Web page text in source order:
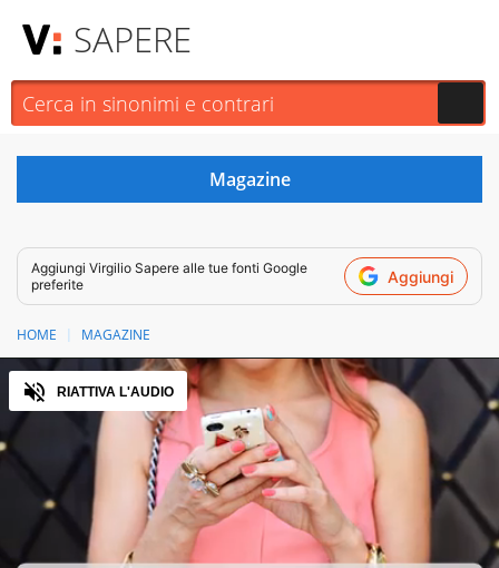
SAPERE
Aggiungi Virgilio Sapere alle tue fonti Google
preferite
Aggiungi
HOME MAGAZINE
Audio
RIATTIVA L'AUDIO